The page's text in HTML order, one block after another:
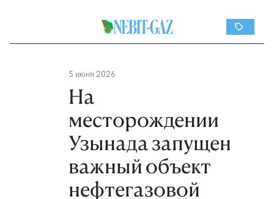
5 июня 2026
На
месторождении
Узынада запущен
важный объект
нефтегазовой